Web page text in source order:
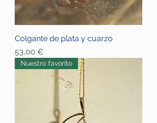
Colgante de plata y cuarzo
Price
53,00 €
Nuestro favorito